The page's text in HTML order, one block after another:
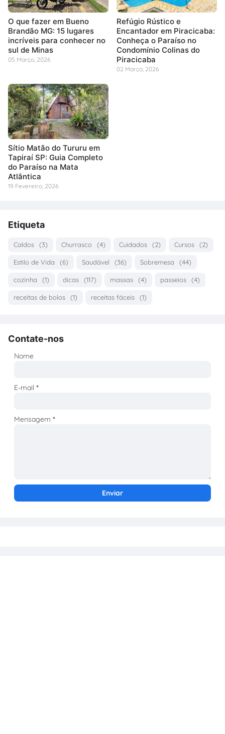
O que fazer em Bueno
Brandão MG: 15 lugares
incríveis para conhecer no
sul de Minas
05 Março, 2026
Refúgio Rústico e
Encantador em Piracicaba:
Conheça o Paraíso no
Condomínio Colinas do
Piracicaba
02 Março, 2026
Sítio Matão do Tururu em
Tapiraí SP: Guia Completo
do Paraíso na Mata
Atlântica
19 Fevereiro, 2026
Etiqueta
Caldos (3) Churrasco (4) Cuidados (2) Cursos (2)
Estilo de Vida (6) Saudável (36) Sobremesa (44)
cozinha (1) dicas (117) massas (4) passeios (4)
receitas de bolos (1) receitas fáceis (1)
Contate-nos
Nome
E-mail*
Mensagem*